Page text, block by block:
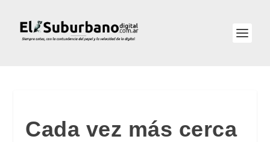
Cada vez más cerca